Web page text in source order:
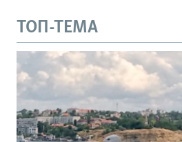
ТОП-ТЕМА